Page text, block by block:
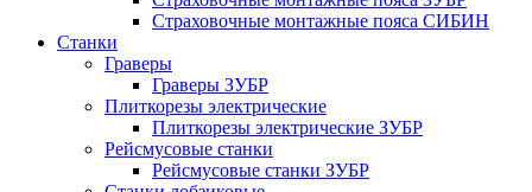
Страховочные монтажные пояса СИБИН
Станки
Граверы
Граверы ЗУБР
Плиткорезы электрические
Плиткорезы электрические ЗУБР
Рейсмусовые станки
Рейсмусовые станки ЗУБР